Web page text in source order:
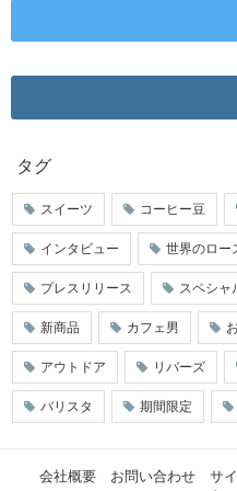
タグ
スイーツ コーヒー豆
インタビュー 世界のロー
プレスリリース スペシャ
新商品 カフェ男
アウトドア リバーズ
バリスタ 期間限定
会社概要 お問い合わせ サ